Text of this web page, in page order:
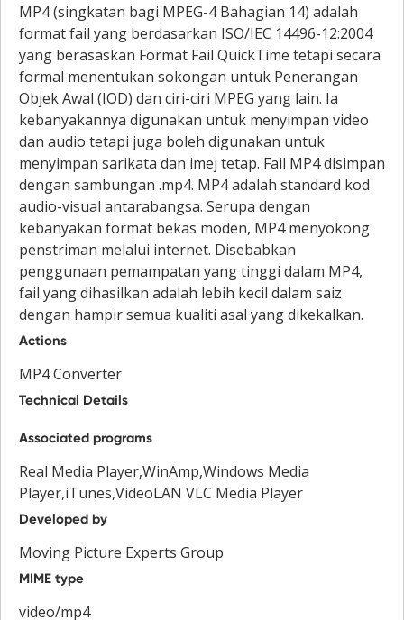
MP4 (singkatan bagi MPEG-4 Bahagian 14) adalah
format fail yang berdasarkan ISO/IEC 14496-12:2004
yang berasaskan Format Fail QuickTime tetapi secara
formal menentukan sokongan untuk Penerangan
Objek Awal (IOD) dan ciri-ciri MPEG yang lain. Ia
kebanyakannya digunakan untuk menyimpan video
dan audio tetapi juga boleh digunakan untuk
menyimpan sarikata dan imej tetap. Fail MP4 disimpan
dengan sambungan .mp4. MP4 adalah standard kod
audio-visual antarabangsa. Serupa dengan
kebanyakan format bekas moden, MP4 menyokong
penstriman melalui internet. Disebabkan
penggunaan pemampatan yang tinggi dalam MP4,
fail yang dihasilkan adalah lebih kecil dalam saiz
dengan hampir semua kualiti asal yang dikekalkan.
Actions
MP4 Converter
Technical Details
Associated programs
Real Media Player,WinAmp,Windows Media
Player,iTunes,VideoLAN VLC Media Player
Developed by
Moving Picture Experts Group
MIME type
video/mp4